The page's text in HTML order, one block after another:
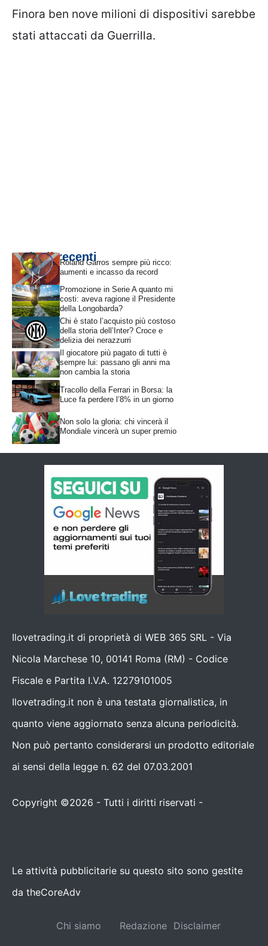
Finora ben nove milioni di dispositivi sarebbe
stati attaccati da Guerrilla.
Articoli recentiRoland Garros sempre più ricco:
aumenti e incasso da record
Promozione in Serie A quanto mi
costi: aveva ragione il Presidente
della Longobarda?
Chi è stato l’acquisto più costoso
della storia dell’Inter? Croce e
delizia dei nerazzurri
Il giocatore più pagato di tutti è
sempre lui: passano gli anni ma
non cambia la storia
Tracollo della Ferrari in Borsa: la
Luce fa perdere l’8% in un giorno
Non solo la gloria: chi vincerà il
Mondiale vincerà un super premio
Ilovetrading.it di proprietà di WEB 365 SRL - Via
Nicola Marchese 10, 00141 Roma (RM) - Codice
Fiscale e Partita I.V.A. 12279101005
Ilovetrading.it non è una testata giornalistica, in
quanto viene aggiornato senza alcuna periodicità.
Non può pertanto considerarsi un prodotto editoriale
ai sensi della legge n. 62 del 07.03.2001
Copyright ©2026 - Tutti i diritti riservati -
Le attività pubblicitarie su questo sito sono gestite
da theCoreAdv
Chi siamo Redazione Disclaimer